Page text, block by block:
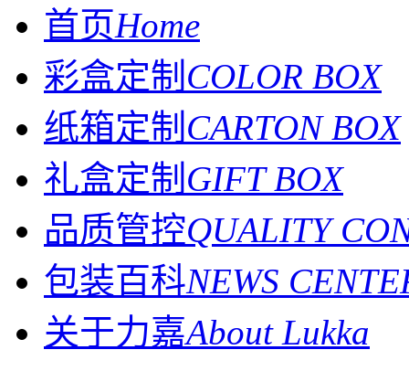
首页Home
彩盒定制 COLOR BOX
纸箱定制 CARTON BOX
礼盒定制 GIFT BOX
品质管控QUALITY
包装百科NEWS
关于力嘉About Lukka